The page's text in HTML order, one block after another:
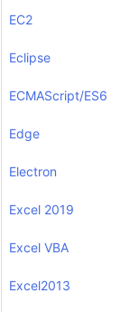
EC2
Eclipse
ECMAScript/ES6
Edge
Electron
Excel 2019
Excel VBA
Excel2013